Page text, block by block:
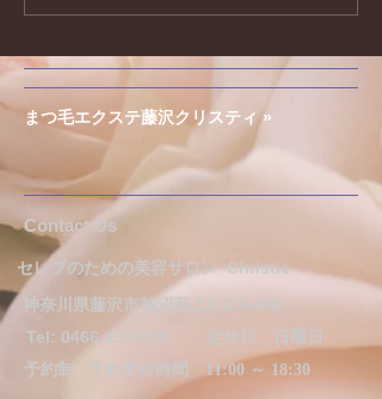
らせです♪
まつ毛エクステ藤沢クリスティ »
​​​Contact Us
セレブのための美容サロンChristie
神奈川県藤沢市鵠沼石上1-2-5-40B
Tel: 0466-23-6358
定休日 日曜日
予約制
予約受付時間 11:00 ～ 18:30